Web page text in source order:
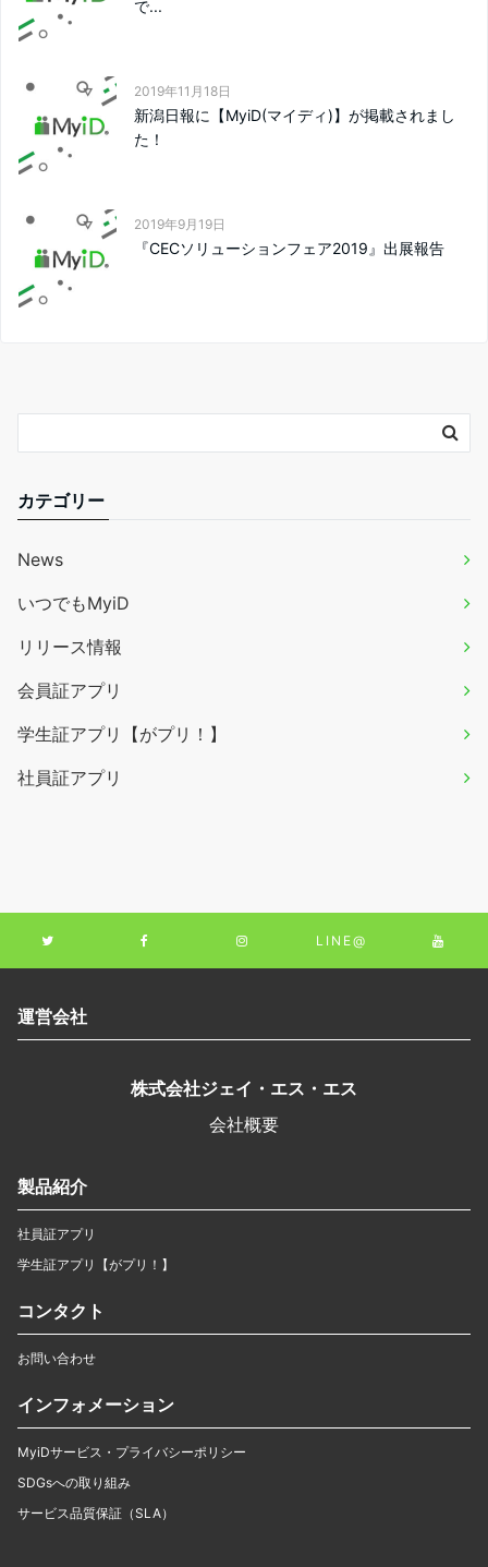
で...
2019年11月18日
新潟日報に【MyiD(マイディ)】が掲載されまし
た！
2019年9月19日
『CECソリューションフェア2019』出展報告
カテゴリー
News
いつでもMyiD
リリース情報
会員証アプリ
学生証アプリ【がプリ！】
社員証アプリ
LINE@
運営会社
株式会社ジェイ・エス・エス
会社概要
製品紹介
社員証アプリ
学生証アプリ【がプリ！】
コンタクト
お問い合わせ
インフォメーション
MyiDサービス・プライバシーポリシー
SDGsへの取り組み
サービス品質保証（SLA）